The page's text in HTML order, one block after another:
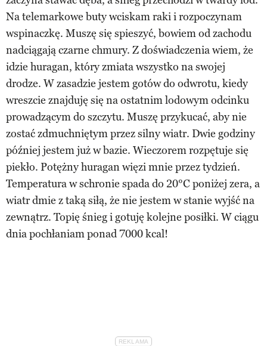
Na telemarkowe buty wciskam raki i rozpoczynam
wspinaczkę. Muszę się spieszyć, bowiem od zachodu
nadciągają czarne chmury. Z doświadczenia wiem, że
idzie huragan, który zmiata wszystko na swojej
drodze. W zasadzie jestem gotów do odwrotu, kiedy
wreszcie znajduję się na ostatnim lodowym odcinku
prowadzącym do szczytu. Muszę przykucać, aby nie
zostać zdmuchniętym przez silny wiatr. Dwie godziny
później jestem już w bazie. Wieczorem rozpętuje się
piekło. Potężny huragan więzi mnie przez tydzień.
Temperatura w schronie spada do 20°C poniżej zera, a
wiatr dmie z taką siłą, że nie jestem w stanie wyjść na
zewnątrz. Topię śnieg i gotuję kolejne posiłki. W ciągu
dnia pochłaniam ponad 7000 kcal!